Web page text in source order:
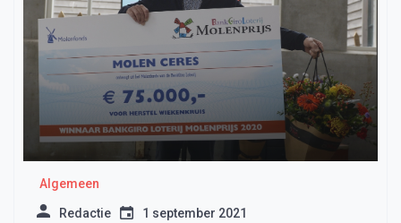
Algemeen
Redactie 1 september 2021